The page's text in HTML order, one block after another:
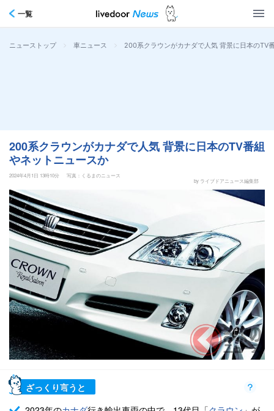
一覧
ニューストップ > 車ニュース > 200系クラウンがカナダで人気 背景に日本のTV
200系クラウンがカナダで人気 背景に日本のTV番組
やネットニュースか
2024年4月1日 13時10分
写真：くるまのニュース
by ライブドアニュース編集部
ざっくり言うと